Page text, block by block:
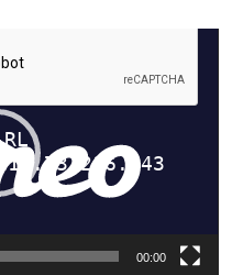
00:00